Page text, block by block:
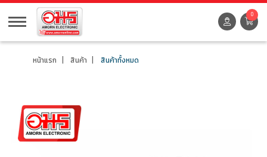
0
หน้าแรก สินค้า สินค้าทั้งหมด